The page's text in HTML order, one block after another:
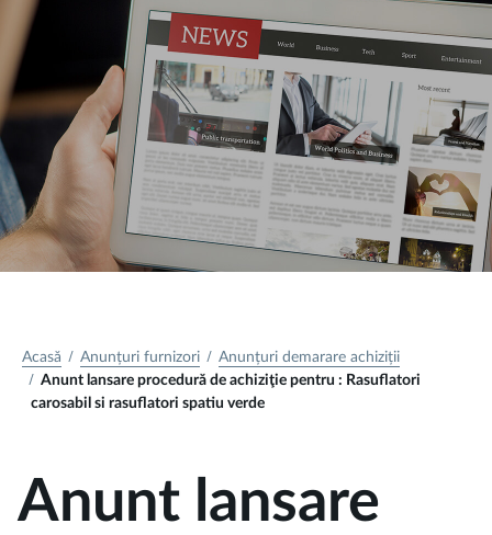
Acasă Anunțuri furnizori
Anunțuri demarare achiziții
Anunt lansare procedură de achiziţie pentru : Rasuflatori
carosabil si rasuflatori spatiu verde
Anunt lansare